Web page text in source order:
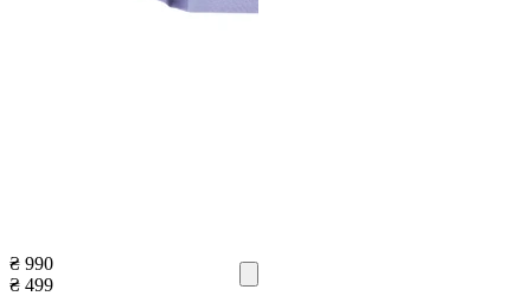
₴ 990
₴ 499